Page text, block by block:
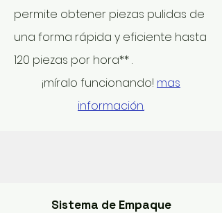
permite obtener piezas pulidas de
una forma rápida y eficiente hasta
120 piezas por hora** .
¡míralo funcionando! mas
información.
Sistema de Empaque